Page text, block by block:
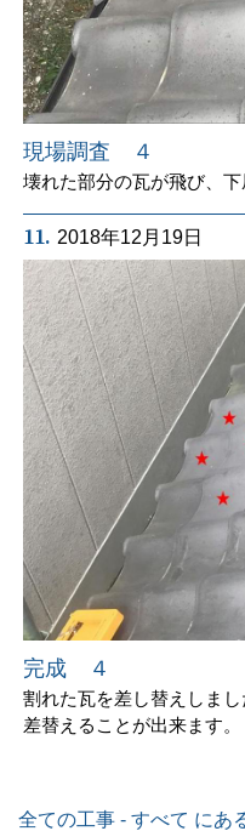
現場調査 ４
壊れた部分の瓦が飛び、
11. 2018年12月19日
完成 ４
割れた瓦を差し替えしま
差替えることが出来ます。
全ての工事 - すべて にあ